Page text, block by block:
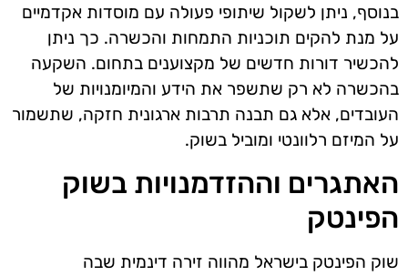
בנוסף, ניתן לשקול שיתופי פעולה עם מוסדות אקדמיים
על מנת להקים תוכניות התמחות והכשרה. כך ניתן
להכשיר דורות חדשים של מקצוענים בתחום. השקעה
בהכשרה לא רק שתשפר את הידע והמיומנויות של
העובדים, אלא גם תבנה תרבות ארגונית חזקה, שתשמור
על המיזם רלוונטי ומוביל בשוק.
האתגרים וההזדמנויות בשוק
הפינטק
שוק הפינטק בישראל מהווה זירה דינמית שבה